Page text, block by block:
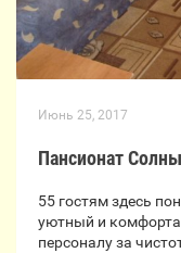
Июнь 25, 2017
Пансионат
55 гостям здесь
уютный и
персоналу за